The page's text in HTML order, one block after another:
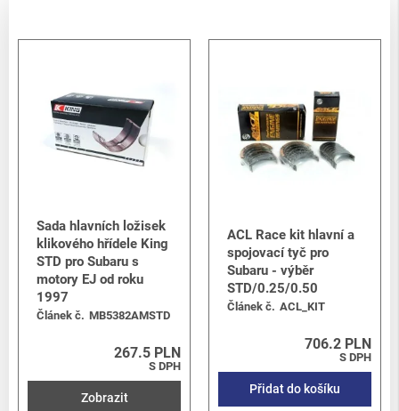
Sada hlavních ložisek
klikového hřídele King
STD pro Subaru s
motory EJ od roku
1997
Článek č. MB5382AMSTD
267.5 PLN
S DPH
Zobrazit
ACL Race kit hlavní a
spojovací tyč pro
Subaru - výběr
STD/0.25/0.50
Článek č. ACL_KIT
706.2 PLN
S DPH
Přidat do košíku